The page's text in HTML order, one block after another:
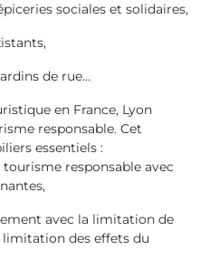
sociales et solidaires,
de rue…
en France, Lyon
responsable. Cet
essentiels :
responsable avec
avec la limitation de
des effets du